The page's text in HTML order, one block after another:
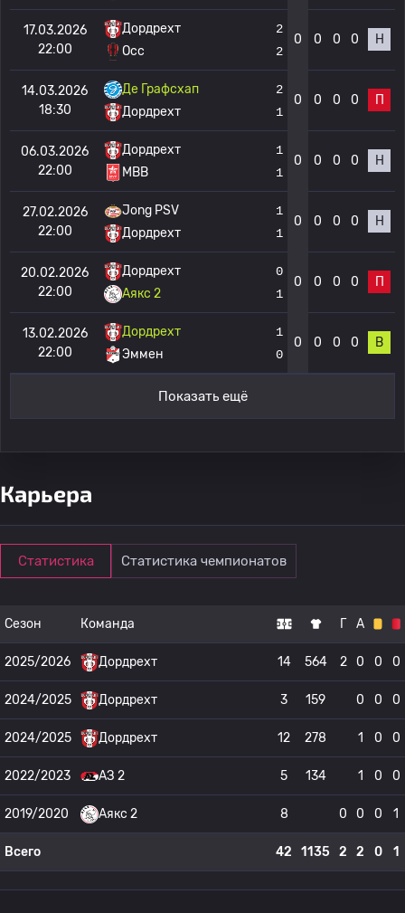
17.03.2026
22:00
Дордрехт
Осс
2
2
0 0 0 0 Н
14.03.2026
18:30
Де Графсхап
Дордрехт
2
1
0 0 0 0 П
06.03.2026
22:00
Дордрехт
МВВ
1
1
0 0 0 0 Н
27.02.2026
22:00
Jong PSV
Дордрехт
1
1
0 0 0 0 Н
20.02.2026
22:00
Дордрехт
Аякс 2
0
1
0 0 0 0 П
13.02.2026
22:00
Дордрехт
Эммен
1
0
0 0 0 0 В
Показать ещё
Карьера
Статистика Статистика чемпионатов
Сезон Команда Г А
2025/2026 Дордрехт 14 564 2 0 0 0
2024/2025 Дордрехт 3 159 0 0 0
2024/2025 Дордрехт 12 278 1 0 0
2022/2023 АЗ 2 5 134 1 0 0
2019/2020 Аякс 2 8 0 0 0 1
Всего 42 1135 2 2 0 1